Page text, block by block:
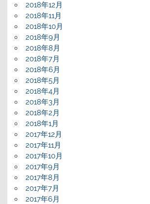
2018年12月
2018年11月
2018年10月
2018年9月
2018年8月
2018年7月
2018年6月
2018年5月
2018年4月
2018年3月
2018年2月
2018年1月
2017年12月
2017年11月
2017年10月
2017年9月
2017年8月
2017年7月
2017年6月